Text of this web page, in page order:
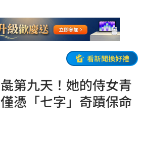
看新聞換好禮
第九天！她的侍女青
憑「七字」奇蹟保命